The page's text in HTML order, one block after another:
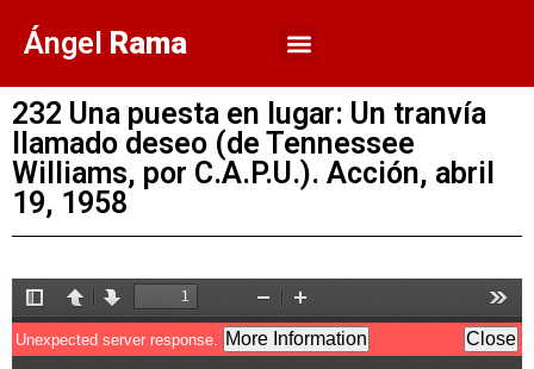
Ángel Rama
232 Una puesta en lugar: Un tranvía
llamado deseo (de Tennessee
Williams, por C.A.P.U.). Acción, abril
19, 1958